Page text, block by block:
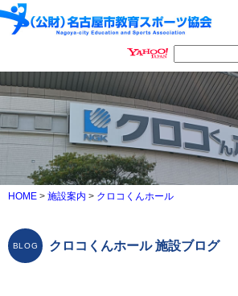
HOME > 施設案内 > クロコくんホール
クロコくんホール 施設ブログ